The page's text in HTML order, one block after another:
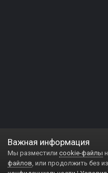
Важная информация
Мы разместили cookie-файлы
файлов, или продолжить без